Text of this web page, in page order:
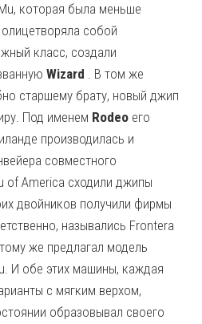
которая была меньше
собой
класс, создали
Wizard . В том же
старшему брату, новый джип
Под именем Rodeo его
производилась и
совместного
of America сходили джипы
двойников получили фирмы
назывались Frontera
же предлагал модель
И обе этих машины, каждая
с мягким верхом,
образовывал своего